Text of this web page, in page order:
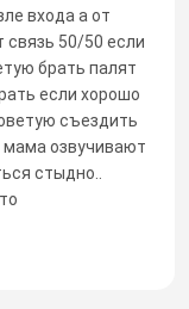
входа а от
связь 50/50 если
брать палят
если хорошо
съездить
озвучивают
стыдно..